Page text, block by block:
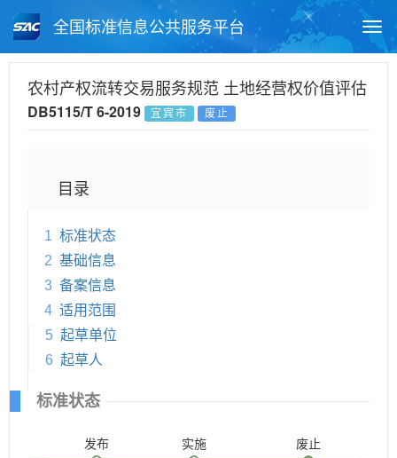
全国标准信息公共服务平台
月报查询 标准公告查询
农村产权流转交易服务规范 土地经营权价值评估
DB5115/T 6-2019 宜宾市 废止
目录
1 标准状态
2 基础信息
3 备案信息
4 适用范围
5 起草单位
6 起草人
标准状态
发布 实施 废止